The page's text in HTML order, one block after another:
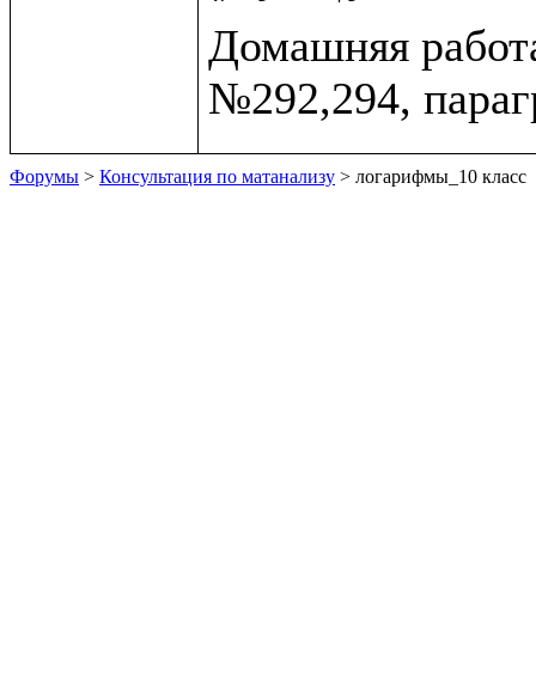
Домашняя
Форумы > Консультация по матанализу > логарифмы_10 класс